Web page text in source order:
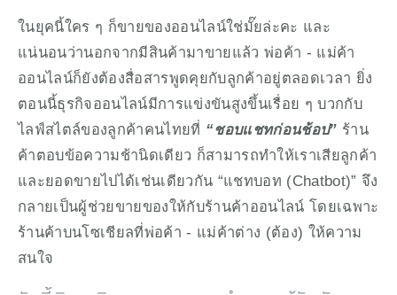
ในยุคนี้ใคร ๆ ก็ขายของออนไลน์ใช่มั๊ยล่ะคะ และ
แน่นอนว่านอกจากมีสินค้ามาขายแล้ว พ่อค้า - แม่ค้า
ออนไลน์ก็ยังต้องสื่อสารพูดคุยกับลูกค้าอยู่ตลอดเวลา ยิ่ง
ตอนนี้ธุรกิจออนไลน์มีการแข่งขันสูงขึ้นเรื่อย ๆ บวกกับ
ไลฟ์สไตล์ของลูกค้าคนไทยที่ “ชอบแชทก่อนช้อป” ร้าน
ค้าตอบข้อความช้านิดเดียว ก็สามารถทำให้เราเสียลูกค้า
และยอดขายไปได้เช่นเดียวกัน “แชทบอท (Chatbot)” จึง
กลายเป็นผู้ช่วยขายของให้กับร้านค้าออนไลน์ โดยเฉพาะ
ร้านค้าบนโซเชียลที่พ่อค้า - แม่ค้าต่าง (ต้อง) ให้ความ
สนใจ